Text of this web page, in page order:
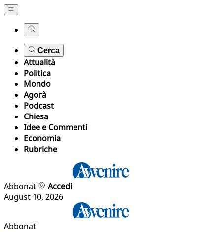
Cerca
Attualità
Politica
Mondo
Agorà
Podcast
Chiesa
Idee e Commenti
Economia
Rubriche
Abbonati
Accedi
August 10, 2026
Abbonati